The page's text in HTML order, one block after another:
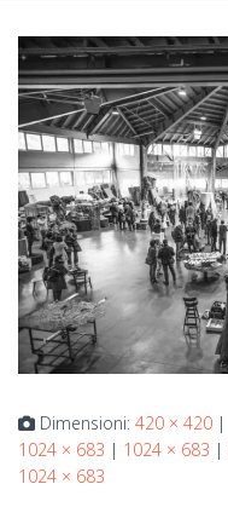
Dimensioni: 420 × 420 |
1024 × 683 | 1024 × 683 |
1024 × 683